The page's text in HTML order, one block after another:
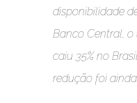
disponibilidade
Banco Central,
caiu 35% no
redução foi